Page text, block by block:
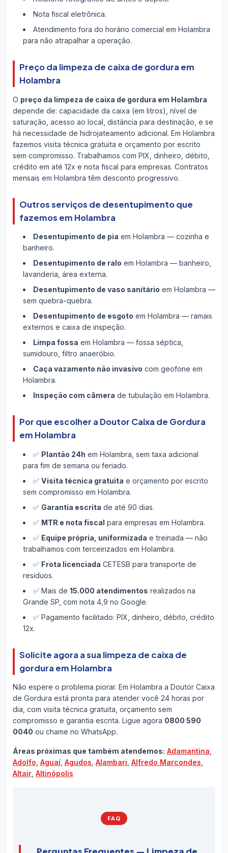
Nota fiscal eletrônica.
Atendimento fora do horário comercial em Holambra
para não atrapalhar a operação.
Preço da limpeza de caixa de gordura em
Holambra
O preço da limpeza de caixa de gordura em Holambra
depende de: capacidade da caixa (em litros), nível de
saturação, acesso ao local, distância para destinação, e se
há necessidade de hidrojateamento adicional. Em Holambra
fazemos visita técnica gratuita e orçamento por escrito
sem compromisso. Trabalhamos com PIX, dinheiro, débito,
crédito em até 12x e nota fiscal para empresas. Contratos
mensais em Holambra têm desconto progressivo.
Outros serviços de desentupimento que
fazemos em Holambra
Desentupimento de pia em Holambra — cozinha e
banheiro.
Desentupimento de ralo em Holambra — banheiro,
lavanderia, área externa.
Desentupimento de vaso sanitário em Holambra —
sem quebra-quebra.
Desentupimento de esgoto em Holambra — ramais
externos e caixa de inspeção.
Limpa fossa em Holambra — fossa séptica,
sumidouro, filtro anaeróbio.
Caça vazamento não invasivo com geofone em
Holambra.
Inspeção com câmera de tubulação em Holambra.
Por que escolher a Doutor Caixa de Gordura
em Holambra
✅ Plantão 24h em Holambra, sem taxa adicional
para fim de semana ou feriado.
✅ Visita técnica gratuita e orçamento por escrito
sem compromisso em Holambra.
✅ Garantia escrita de até 90 dias.
✅ MTR e nota fiscal para empresas em Holambra.
✅ Equipe própria, uniformizada e treinada — não
trabalhamos com terceirizados em Holambra.
✅ Frota licenciada CETESB para transporte de
resíduos.
✅ Mais de 15.000 atendimentos realizados na
Grande SP, com nota 4,9 no Google.
✅ Pagamento facilitado: PIX, dinheiro, débito, crédito
12x.
Solicite agora a sua limpeza de caixa de
gordura em Holambra
Não espere o problema piorar. Em Holambra a Doutor Caixa
de Gordura está pronta para atender você 24 horas por
dia, com visita técnica gratuita, orçamento sem
compromisso e garantia escrita. Ligue agora 0800 590
0040 ou chame no WhatsApp.
Áreas próximas que também atendemos: Adamantina
Adolfo Aguaí, Agudos Alambari Alfredo Marcondes
Altair, Altinópolis
FAQ